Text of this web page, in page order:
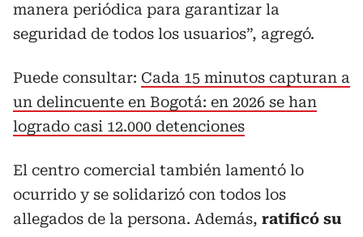
manera periódica para garantizar la
seguridad de todos los usuarios”, agregó.
Puede consultar: Cada 15 minutos capturan a
un delincuente en Bogotá: en 2026 se han
logrado casi 12.000 detenciones
El centro comercial también lamentó lo
ocurrido y se solidarizó con todos los
allegados de la persona. Además, ratificó su